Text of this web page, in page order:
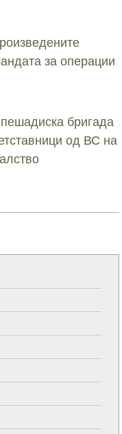
за операции
бригада
од ВС на